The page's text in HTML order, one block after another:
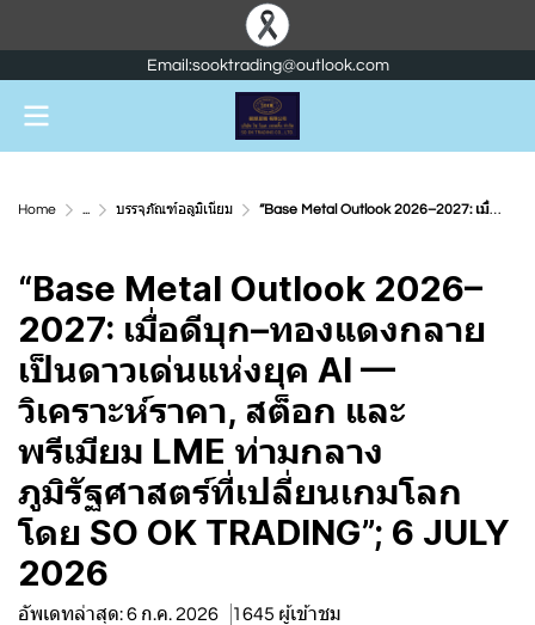
Email:sooktrading@outlook.com
Home ... บรรจุภัณฑ์อลูมิเนียม “Base Metal Outlook 2026–2027: เมื่อดีบุก–ทองแดงกลายเป็นดาวเด่นแห่งยุค AI — วิเคราะห์ราคา, สต็อก และพรีเมียม LME ท่ามกลางภูมิรัฐศาสตร์ที่เปลี่ยนเกมโลก โดย SO OK TRADING”; 6 JULY 2026
“Base Metal Outlook 2026–
2027: เมื่อดีบุก–ทองแดงกลาย
เป็นดาวเด่นแห่งยุค AI —
วิเคราะห์ราคา, สต็อก และ
พรีเมียม LME ท่ามกลาง
ภูมิรัฐศาสตร์ที่เปลี่ยนเกมโลก
โดย SO OK TRADING”; 6 JULY
2026
อัพเดทล่าสุด: 6 ก.ค. 2026 1645 ผู้เข้าชม